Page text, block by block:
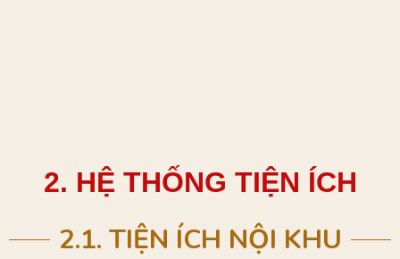
2. HỆ THỐNG TIỆN ÍCH
2.1. TIỆN ÍCH NỘI KHU